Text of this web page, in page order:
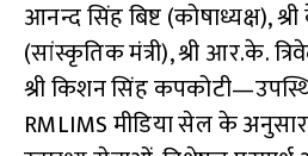
आनन्द सिंह बिष्ट (कोषाध्यक्ष),
(सांस्कृतिक मंत्री), श्री आर.के.
श्री किशन सिंह
RMLIMS मीडिया सेल के